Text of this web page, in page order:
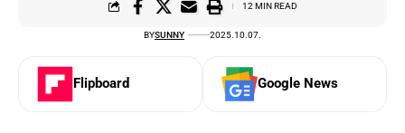
BYSUNNY 2025.10.07.
12 MIN READ
Flipboard Google News